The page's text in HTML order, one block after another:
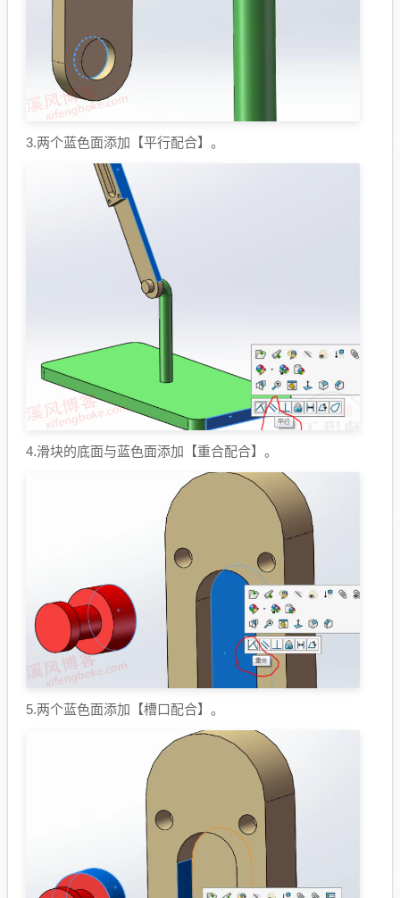
3.两个蓝色面添加【平行配合】。
4.滑块的底面与蓝色面添加【重合配合】。
5.两个蓝色面添加【槽口配合】。